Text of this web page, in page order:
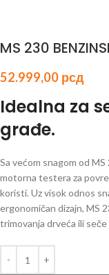
MS 230
52.999,00 рсд
Idealna za
građe.
Sa većom snagom od
motorna testera za
koristi. Uz visok odnos
ergonomičan dizajn, MS
trimovanja drveća ili seče